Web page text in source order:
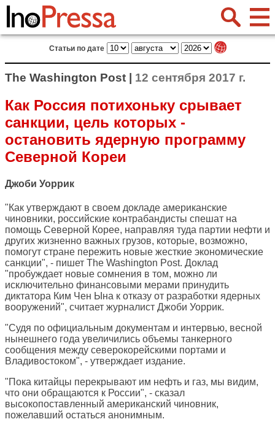
Статьи по дате
The Washington Post | 12 сентября 2017 г.
Как Россия потихоньку срывает
санкции, цель которых -
остановить ядерную программу
Северной Кореи
Джоби Уоррик
"Как утверждают в своем докладе американские
чиновники, российские контрабандисты спешат на
помощь Северной Корее, направляя туда партии нефти и
других жизненно важных грузов, которые, возможно,
помогут стране пережить новые жесткие экономические
санкции", - пишет The Washington Post. Доклад
"пробуждает новые сомнения в том, можно ли
исключительно финансовыми мерами принудить
диктатора Ким Чен Ына к отказу от разработки ядерных
вооружений", считает журналист Джоби Уоррик.
"Судя по официальным документам и интервью, весной
нынешнего года увеличились объемы танкерного
сообщения между северокорейскими портами и
Владивостоком", - утверждает издание.
"Пока китайцы перекрывают им нефть и газ, мы видим,
что они обращаются к России", - сказал
высокопоставленный американский чиновник,
пожелавший остаться анонимным.